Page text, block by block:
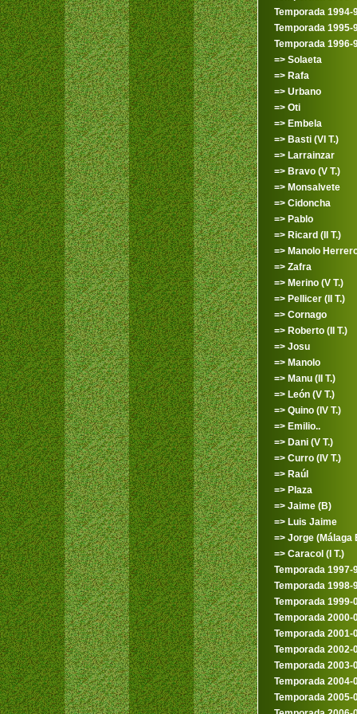
Temporada 1994-
Temporada 1995-
Temporada 1996-
=> Solaeta
=> Rafa
=> Urbano
=> Oti
=> Embela
=> Basti (VI T.)
=> Larrainzar
=> Bravo (V T.)
=> Monsalvete
=> Cidoncha
=> Pablo
=> Ricard (II T.)
=> Manolo
=> Zafra
=> Merino (V T.)
=> Pellicer (II T.)
=> Cornago
=> Roberto (II T.)
=> Josu
=> Manolo
=> Manu (II T.)
=> León (V T.)
=> Quino (IV T.)
=> Emilio..
=> Dani (V T.)
=> Curro (IV T.)
=> Raúl
=> Plaza
=> Jaime (B)
=> Luis Jaime
=> Jorge (Málaga
=> Caracol (I T.)
Temporada 1997-
Temporada 1998-
Temporada 1999-
Temporada 2000-
Temporada 2001-
Temporada 2002-
Temporada 2003-
Temporada 2004-
Temporada 2005-